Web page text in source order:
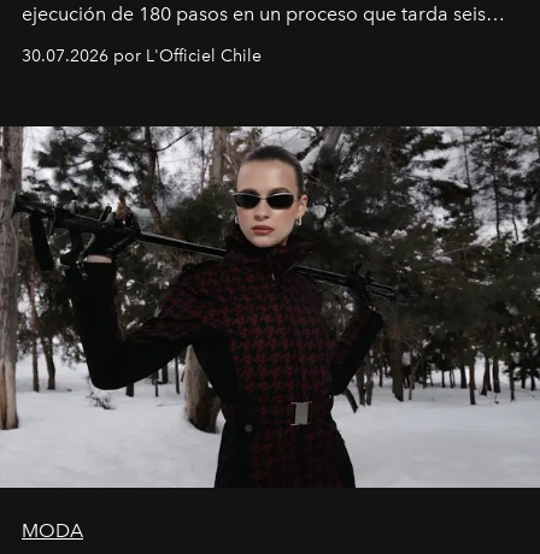
ejecución de 180 pasos en un proceso que tarda seis
semanas. Los expertos ponen en práctica una técnica
que se enseña solamente en la escuela de formación de
30.07.2026 por L'Officiel Chile
MODA